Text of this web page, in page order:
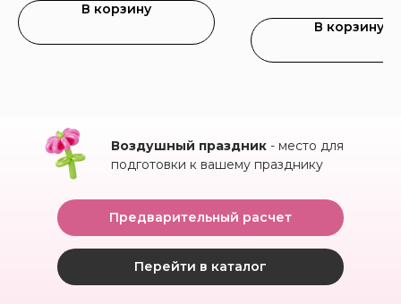
В корзину
В корзину
Воздушный праздник - место для
подготовки к вашему празднику
Перейти в каталог
Предварительный расчет